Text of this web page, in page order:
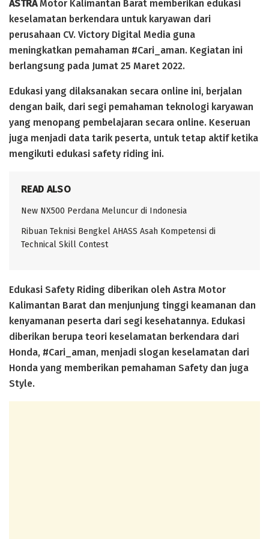
ASTRAMotor Kalimantan Barat memberikan edukasi
keselamatan berkendara untuk karyawan dari
perusahaan CV. Victory Digital Media guna
meningkatkan pemahaman #Cari_aman. Kegiatan ini
berlangsung pada Jumat 25 Maret 2022.
Edukasi yang dilaksanakan secara online ini, berjalan
dengan baik, dari segi pemahaman teknologi karyawan
yang menopang pembelajaran secara online. Keseruan
juga menjadi data tarik peserta, untuk tetap aktif ketika
mengikuti edukasi safety riding ini.
READ ALSO
New NX500 Perdana Meluncur di Indonesia
Ribuan Teknisi Bengkel AHASS Asah Kompetensi di
Technical Skill Contest
Edukasi Safety Riding diberikan oleh Astra Motor
Kalimantan Barat dan menjunjung tinggi keamanan dan
kenyamanan peserta dari segi kesehatannya. Edukasi
diberikan berupa teori keselamatan berkendara dari
Honda, #Cari_aman, menjadi slogan keselamatan dari
Honda yang memberikan pemahaman Safety dan juga
Style.